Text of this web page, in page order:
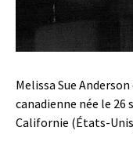
Melissa Sue
canadienne née le 26
Californie (États-